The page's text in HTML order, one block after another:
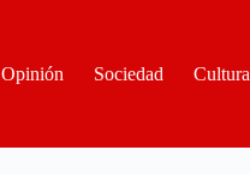
Opinión Sociedad Cultura